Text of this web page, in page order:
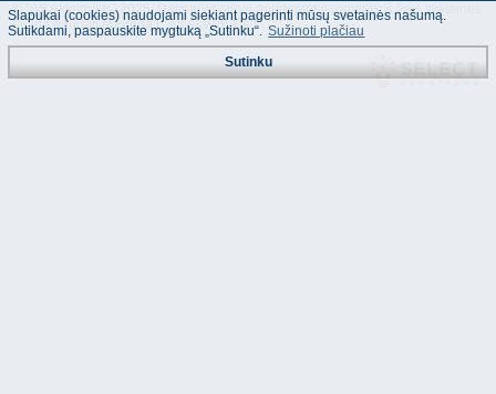
© "AS Akvedukts" 2026. Dalinai ar pilnai naudojant duomenis iš šios svetainės
būtina naudoti nuorodą Į "AS Akvedukts"!
Slapukai (cookies) naudojami siekiant pagerinti mūsų svetainės našumą.
Sutikdami, paspauskite mygtuką „Sutinku“. Sužinoti plačiau
Sutinku